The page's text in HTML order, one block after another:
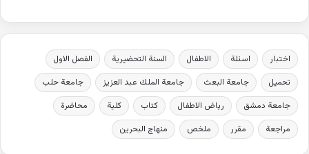
اختبار اسئلة الاطفال السنة التحضيرية
الفصل الاول
تحميل
جامعة البعث جامعة الملك عبد العزيز
جامعة حلب
جامعة دمشق
رياض الاطفال كتاب كلية
محاضرة
مراجعة
مقرر ملخص منهاج البحرين